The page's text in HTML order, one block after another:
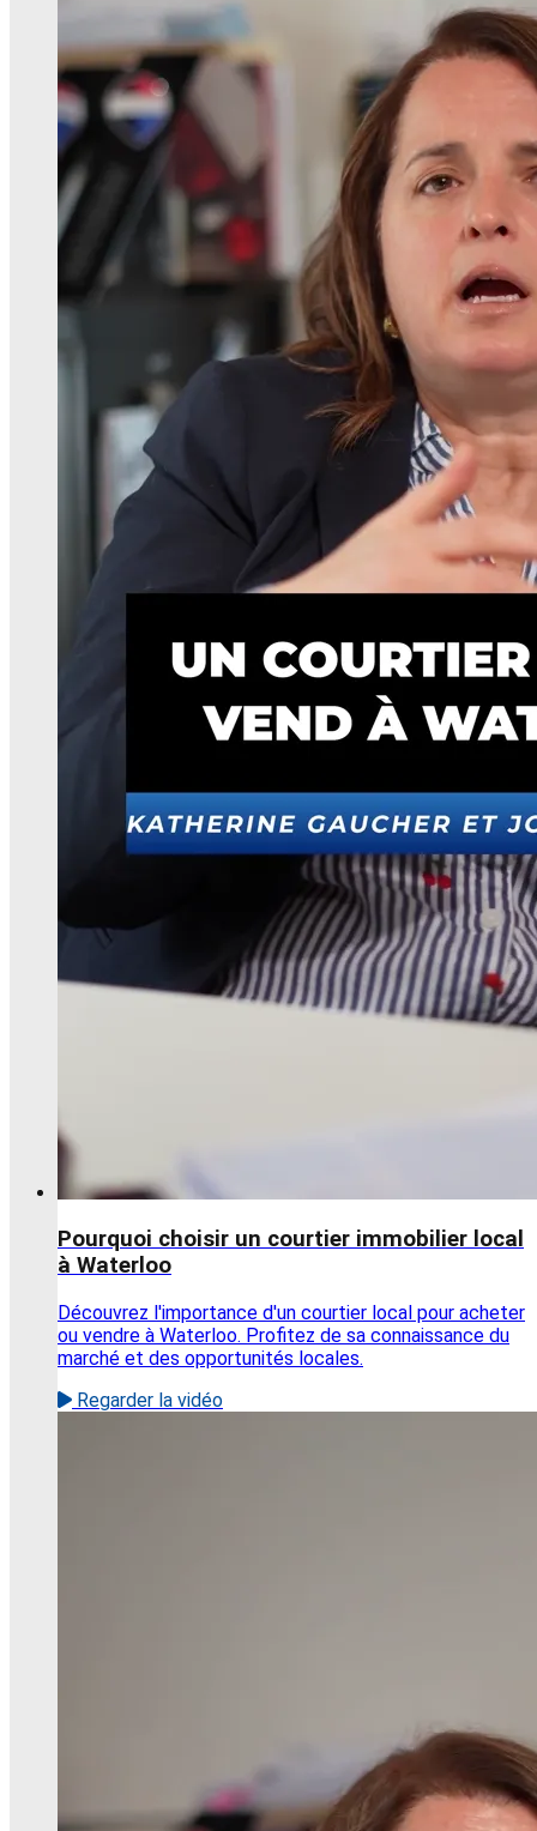
Pourquoi choisir un courtier immobilier local
à Waterloo
Découvrez l'importance d'un courtier local pour acheter
ou vendre à Waterloo. Profitez de sa connaissance du
marché et des opportunités locales.
Regarder la vidéo